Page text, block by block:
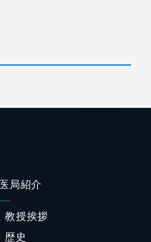
医局紹介
教授挨拶
歴史